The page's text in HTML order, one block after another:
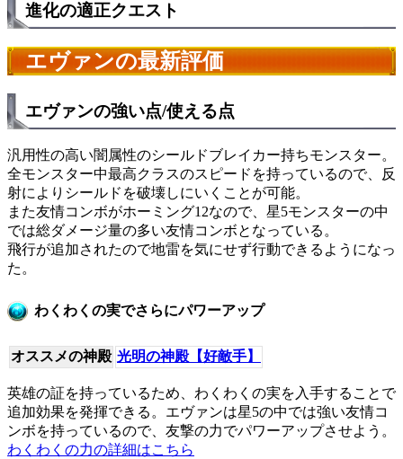
進化の適正クエスト
エヴァンの最新評価
エヴァンの強い点/使える点
汎用性の高い闇属性のシールドブレイカー持ちモンスター。
全モンスター中最高クラスのスピードを持っているので、反
射によりシールドを破壊しにいくことが可能。
また友情コンボがホーミング12なので、星5モンスターの中
では総ダメージ量の多い友情コンボとなっている。
飛行が追加されたので地雷を気にせず行動できるようになっ
た。
わくわくの実でさらにパワーアップ
オススメの神殿 光明の神殿【好敵手】
英雄の証を持っているため、わくわくの実を入手することで
追加効果を発揮できる。エヴァンは星5の中では強い友情コ
ンボを持っているので、友撃の力でパワーアップさせよう。
わくわくの力の詳細はこちら